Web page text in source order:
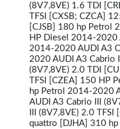
(8V7,8VE) 1.6 TDI
TFSI [CXSB; CZCA]
[CJSB] 180 hp Petrol
HP Diesel 2014-2020
2014-2020 AUDI A3
2020 AUDI A3 Cabrio
(8V7,8VE) 2.0 TDI
TFSI [CZEA] 150 HP
hp Petrol 2014-2020
AUDI A3 Cabrio III
III (8V7,8VE) 2.0
quattro [DJHA] 310